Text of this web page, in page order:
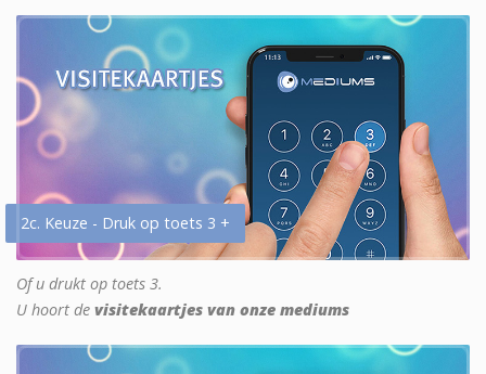
2c. Keuze - Druk op toets 3 +
Of u drukt op toets 3.
U hoort de visitekaartjes van onze mediums